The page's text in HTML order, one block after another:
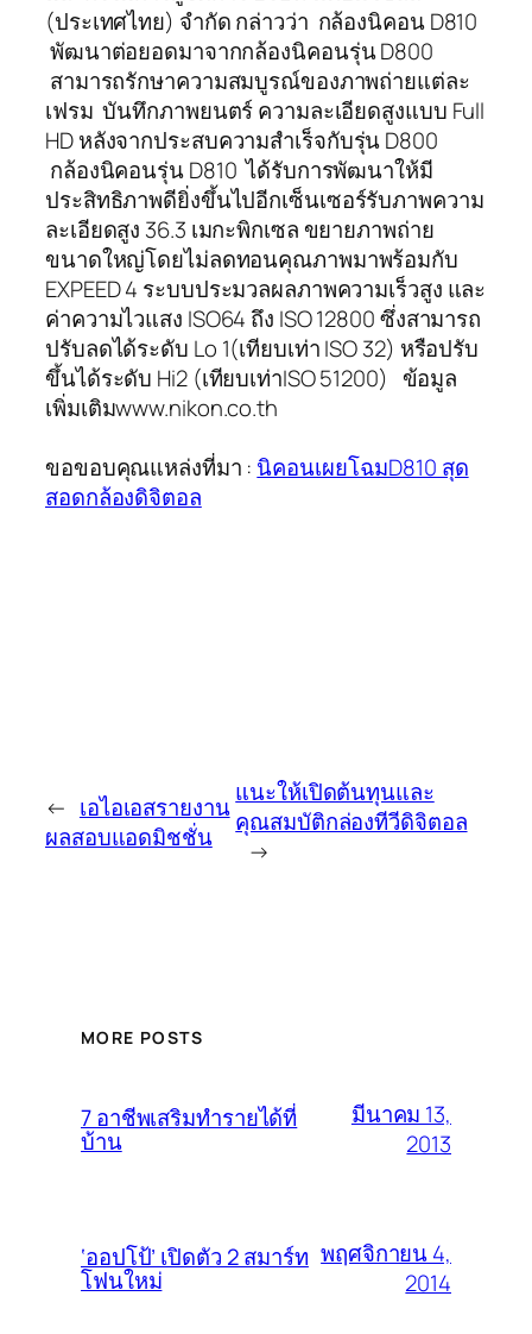
(ประเทศไทย) จำกัด กล่าวว่า กล้องนิคอน D810
พัฒนาต่อยอดมาจากกล้องนิคอนรุ่น D800
สามารถรักษาความสมบูรณ์ของภาพถ่ายแต่ละ
เฟรม บันทึกภาพยนตร์ ความละเอียดสูงแบบ Full
HD หลังจากประสบความสำเร็จกับรุ่น D800
กล้องนิคอนรุ่น D810 ได้รับการพัฒนาให้มี
ประสิทธิภาพดียิ่งขึ้นไปอีกเซ็นเซอร์รับภาพความ
ละเอียดสูง 36.3 เมกะพิกเซล ขยายภาพถ่าย
ขนาดใหญ่โดยไม่ลดทอนคุณภาพมาพร้อมกับ
EXPEED 4 ระบบประมวลผลภาพความเร็วสูง และ
ค่าความไวแสง ISO64 ถึง ISO 12800 ซึ่งสามารถ
ปรับลดได้ระดับ Lo 1(เทียบเท่า ISO 32) หรือปรับ
ขึ้นได้ระดับ Hi2 (เทียบเท่าISO 51200) ข้อมูล
เพิ่มเติมwww.nikon.co.th
ขอขอบคุณแหล่งที่มา : นิคอนเผยโฉมD810 สุด
สอดกล้องดิจิตอล
← เอไอเอสรายงาน
ผลสอบแอดมิชชั่น
แนะให้เปิดต้นทุนและ
คุณสมบัติกล่องทีวีดิจิตอล
→
MORE POSTS
7 อาชีพเสริมทำรายได้ที่
บ้าน
มีนาคม 13,
2013
‘ออปโป้’ เปิดตัว 2 สมาร์ท
โฟนใหม่
พฤศจิกายน 4,
2014